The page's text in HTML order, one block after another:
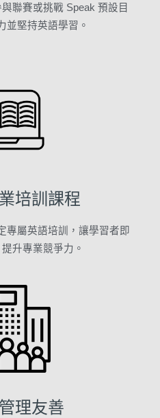
聯賽或挑戰 Speak 預設目
並堅持英語學習。
培訓課程
專屬英語培訓，讓學習者即
升專業競爭力。
理友善